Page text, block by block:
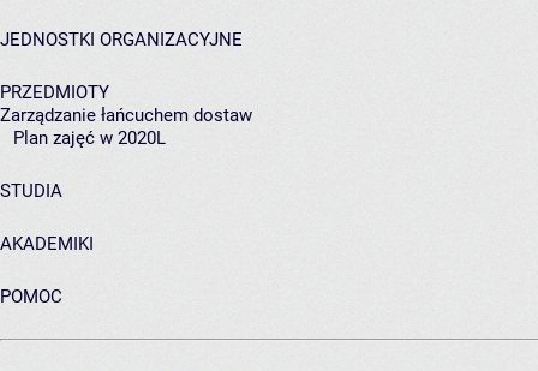
JEDNOSTKI ORGANIZACYJNE
PRZEDMIOTY
Zarządzanie łańcuchem dostaw
Plan zajęć w 2020L
STUDIA
AKADEMIKI
POMOC